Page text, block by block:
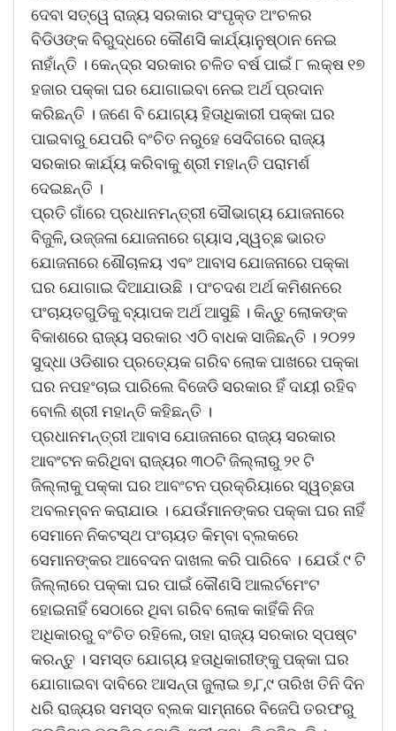
ଦେବା ସତ୍ୱେ ରାଜ୍ୟ ସରକାର ସଂପୃକ୍ତ ଅଂଚଳର
ବିଡିଓଙ୍କ ବିରୁଦ୍ଧରେ କୌଣସି କାର୍ଯ୍ୟାନୁଷ୍ଠାନ ନେଇ
ନାହାଁନ୍ତି । କେନ୍ଦ୍ର ସରକାର ଚଳିତ ବର୍ଷ ପାଇଁ ୮ ଲକ୍ଷ ୧୭
ହଜାର ପକ୍କା ଘର ଯୋଗାଇବା ନେଇ ଅର୍ଥ ପ୍ରଦାନ
କରିଛନ୍ତି । ଜଣେ ବି ଯୋଗ୍ୟ ହିତାଧିକାରୀ ପକ୍କା ଘର
ପାଇବାରୁ ଯେପରି ବଂଚିତ ନରୁହେ ସେଦିଗରେ ରାଜ୍ୟ
ସରକାର କାର୍ଯ୍ୟ କରିବାକୁ ଶ୍ରୀ ମହାନ୍ତି ପରାମର୍ଶ
ଦେଇଛନ୍ତି ।
ପ୍ରତି ଗାଁରେ ପ୍ରଧାନମନ୍ତ୍ରୀ ସୌଭାଗ୍ୟ ଯୋଜନାରେ
ବିଜୁଳି, ଉଜ୍ଜଳା ଯୋଜନାରେ ଗ୍ୟାସ ,ସ୍ୱଚ୍ଛ ଭାରତ
ଯୋଜନାରେ ଶୌଚାଳୟ ଏବଂ ଆବାସ ଯୋଜନାରେ ପକ୍କା
ଘର ଯୋଗାଇ ଦିଆଯାଉଛି । ପଂଚଦଶ ଅର୍ଥ କମିଶନରେ
ପଂଚାୟତଗୁଡିକୁ ବ୍ୟାପକ ଅର୍ଥ ଆସୁଛି । କିନ୍ତୁ ଲୋକଙ୍କ
ବିକାଶରେ ରାଜ୍ୟ ସରକାର ଏଠି ବାଧକ ସାଜିଛନ୍ତି । ୨୦୨୨
ସୁଦ୍ଧା ଓଡିଶାର ପ୍ରତ୍ୟେକ ଗରିବ ଲୋକ ପାଖରେ ପକ୍କା
ଘର ନପହଂଚାଇ ପାରିଲେ ବିଜେଡି ସରକାର ହିଁ ଦାୟୀ ରହିବ
ବୋଲି ଶ୍ରୀ ମହାନ୍ତି କହିଛନ୍ତି ।
ପ୍ରଧାନମନ୍ତ୍ରୀ ଆବାସ ଯୋଜନାରେ ରାଜ୍ୟ ସରକାର
ଆବଂଟନ କରିଥିବା ରାଜ୍ୟର ୩୦ଟି ଜିଲ୍ଲାରୁ ୨୧ ଟି
ଜିଲ୍ଲାକୁ ପକ୍କା ଘର ଆବଂଟନ ପ୍ରକ୍ରିୟାରେ ସ୍ୱଚ୍ଛତା
ଅବଲମ୍ବନ କରାଯାଉ । ଯେଉଁମାନଙ୍କର ପକ୍କା ଘର ନାହିଁ
ସେମାନେ ନିକଟସ୍ଥ ପଂଚାୟତ କିମ୍ବା ବ୍ଲକରେ
ସେମାନଙ୍କର ଆବେଦନ ଦାଖଲ କରି ପାରିବେ । ଯେଉଁ ୯ ଟି
ଜିଲ୍ଲାରେ ପକ୍କା ଘର ପାଇଁ କୌଣସି ଆଲର୍ଟମେଂଟ
ହୋଇନାହିଁ ସେଠାରେ ଥିବା ଗରିବ ଲୋକ କାହିଁକି ନିଜ
ଅଧିକାରରୁ ବଂଚିତ ରହିଲେ, ତାହା ରାଜ୍ୟ ସରକାର ସ୍ପଷ୍ଟ
କରନ୍ତୁ । ସମସ୍ତ ଯୋଗ୍ୟ ହତାଧିକାରୀଙ୍କୁ ପକ୍କା ଘର
ଯୋଗାଇବା ଦାବିରେ ଆସନ୍ତା ଜୁଲାଇ ୭,୮,୯ ତାରିଖ ତିନି ଦିନ
ଧରି ରାଜ୍ୟର ସମସ୍ତ ବ୍ଲକ ସାମ୍ନାରେ ବିଜେପି ତରଫରୁ